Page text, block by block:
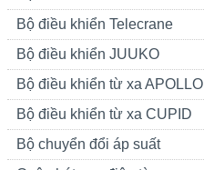
Bộ điều khiển Telecrane
Bộ điều khiển JUUKO
Bộ điều khiển từ xa APOLLO
Bộ điều khiển từ xa CUPID
Bộ chuyển đổi áp suất